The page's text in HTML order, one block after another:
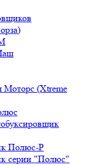
(Xtreme
Полюс-Р
серии "Полюс"